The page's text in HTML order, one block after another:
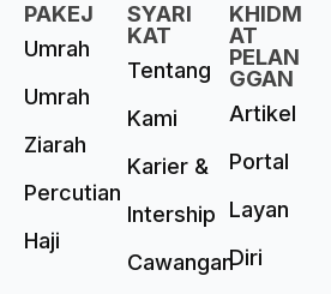
PAKEJ
Umrah
Umrah
Ziarah
Percutian
Haji
SYARI
KAT
Tentang
Kami
Karier &
Intership
Cawangan
KHIDM
AT
PELAN
GGAN
Artikel
Portal
Layan
Diri